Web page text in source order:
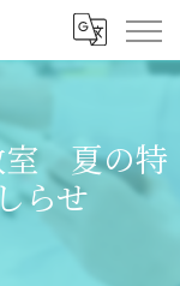
室 夏の特
らせ